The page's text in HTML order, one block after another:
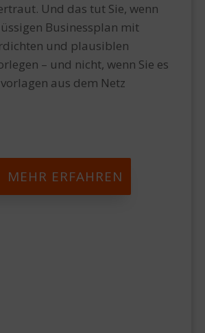
Und das tut Sie, wenn
Businessplan mit
und plausiblen
– und nicht, wenn Sie es
aus dem Netz
MEHR ERFAHREN